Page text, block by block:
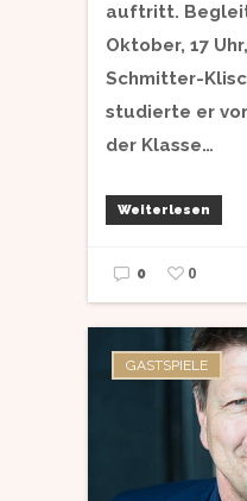
auftritt.
Oktober, 17
Schmitter-
studierte er
der Klasse…
Weiterlesen
0 0
GASTSPIELE